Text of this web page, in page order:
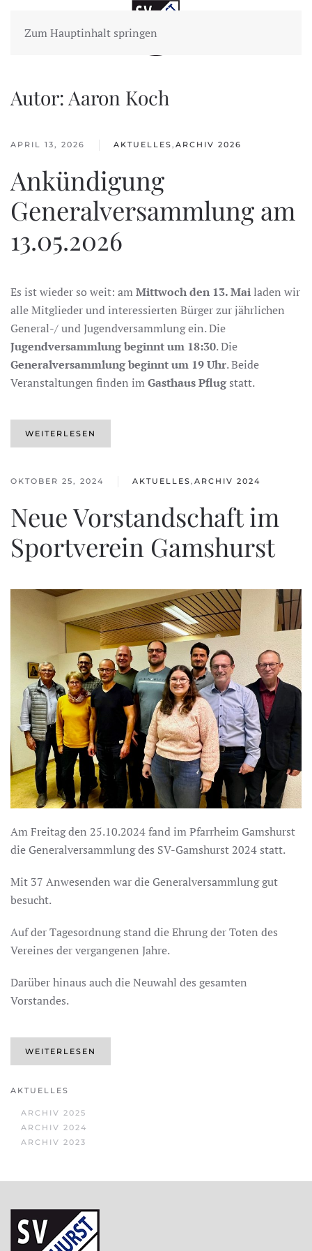
Zum Hauptinhalt springen
Autor: Aaron Koch
APRIL 13, 2026 AKTUELLES, ARCHIV 2026
Ankündigung
Generalversammlung am
13.05.2026
Es ist wieder so weit: amMittwoch den 13. Mailaden wir
alle Mitglieder und interessierten Bürger zur jährlichen
General-/ und Jugendversammlung ein. Die
Jugendversammlung beginnt um 18:30. Die
Generalversammlung beginnt um 19 Uhr. Beide
Veranstaltungen finden imGasthaus Pflug statt.
WEITERLESEN
OKTOBER 25, 2024 AKTUELLES, ARCHIV 2024
Neue Vorstandschaft im
Sportverein Gamshurst
Am Freitag den 25.10.2024 fand im Pfarrheim Gamshurst
die Generalversammlung des SV-Gamshurst 2024 statt.
Mit 37 Anwesenden war die Generalversammlung gut
besucht.
Auf der Tagesordnung stand die Ehrung der Toten des
Vereines der vergangenen Jahre.
Darüber hinaus auch die Neuwahl des gesamten
Vorstandes.
WEITERLESEN
AKTUELLES
ARCHIV 2025
ARCHIV 2024
ARCHIV 2023